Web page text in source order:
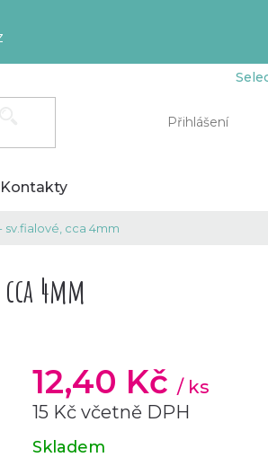
Přihlášení
Kontakty
cca 4mm
4mm
12,40 Kč / ks
15 Kč včetně DPH
Měrná
cena:
Skladem